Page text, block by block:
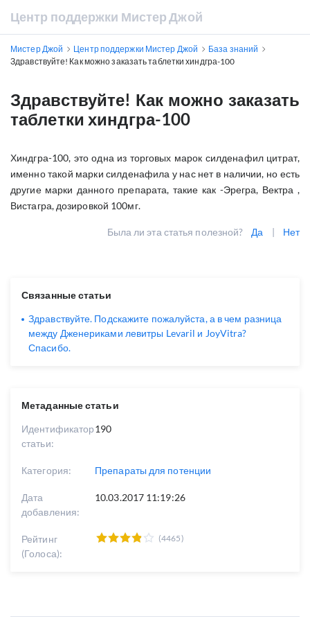
Центр поддержки Мистер Джой
Мистер Джой Центр поддержки Мистер Джой
База знаний
Здравствуйте! Как можно заказать таблетки хиндгра-100
Здравствуйте! Как можно заказать
таблетки хиндгра-100
Хиндгра-100, это одна из торговых марок силденафил цитрат,
именно такой марки силденафила у нас нет в наличии, но есть
другие марки данного препарата, такие как -Эрегра, Вектра ,
Вистагра, дозировкой 100мг.
Была ли эта статья полезной? Да | Нет
Метаданные статьи
Идентификатор
статьи:
190
Категория: Препараты для потенции
Дата
добавления:
10.03.2017 11:19:26
Рейтинг
(Голоса):
(4465)
Связанные статьи
Здравствуйте. Подскажите пожалуйста, а в чем разница
между Дженериками левитры Levaril и JoyVitra?
Спасибо.